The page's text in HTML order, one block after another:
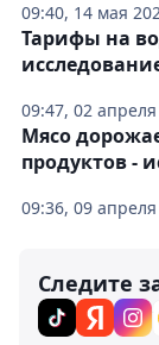
09:40, 14 мая
09:47, 02
Тарифы на
09:36, 09
Мясо
продуктов -
Следите